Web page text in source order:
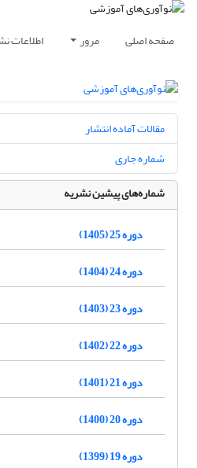
صفحه اصلی مرور اطلاعات
مقالات آماده انتشار
شماره جاری
شماره‌های پیشین نشریه
دوره 25 (1405)
دوره 24 (1404)
دوره 23 (1403)
دوره 22 (1402)
دوره 21 (1401)
دوره 20 (1400)
دوره 19 (1399)